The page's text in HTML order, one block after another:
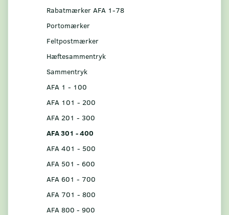
Rabatmærker AFA 1-78
Portomærker
Feltpostmærker
Hæftesammentryk
Sammentryk
AFA 1 - 100
AFA 101 - 200
AFA 201 - 300
AFA 301 - 400
AFA 401 - 500
AFA 501 - 600
AFA 601 - 700
AFA 701 - 800
AFA 800 - 900